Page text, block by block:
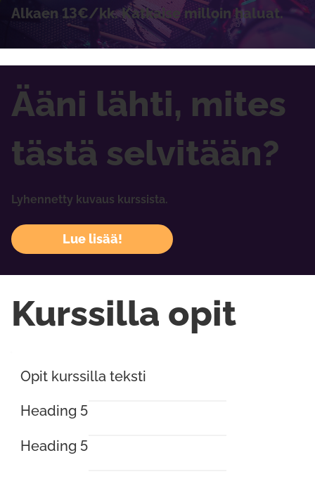
Alkaen 13€/kk. Katkaise milloin haluat.
Ääni lähti, mites
tästä selvitään?
Lyhennetty kuvaus kurssista.
Lue lisää!
Kurssilla opit
Opit kurssilla teksti
Heading 5
Heading 5